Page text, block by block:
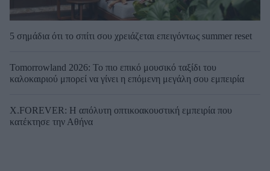
5 σημάδια ότι το σπίτι σου χρειάζεται επειγόντως summer reset
Tomorrowland 2026: Το πιο επικό μουσικό ταξίδι του
καλοκαιριού μπορεί να γίνει η επόμενη μεγάλη σου εμπειρία
X.FOREVER: Η απόλυτη οπτικοακουστική εμπειρία που
κατέκτησε την Αθήνα